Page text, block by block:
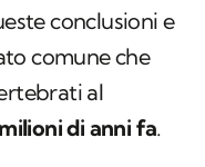
conclusioni e
comune che
al
di anni fa.